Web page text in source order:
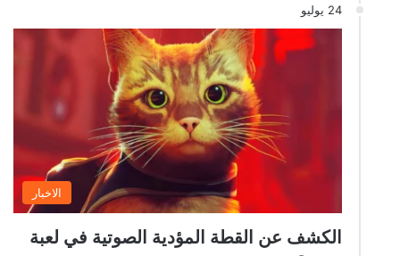
24 يوليو
الاخبار
الكشف عن القطة المؤدية الصوتية في لعبة